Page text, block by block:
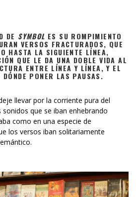
DE SYMBOL ES SU ROMPIMIENTO
VERSOS FRACTURADOS, QUE
HASTA LA SIGUIENTE LÍNEA,
QUE LE DA UNA DOBLE VIDA AL
ENTRE LÍNEA Y LÍNEA, Y EL
PONER LAS PAUSAS.
llevar por la corriente pura del
que se iban enhebrando
como en una especie de
los versos iban solitariamente